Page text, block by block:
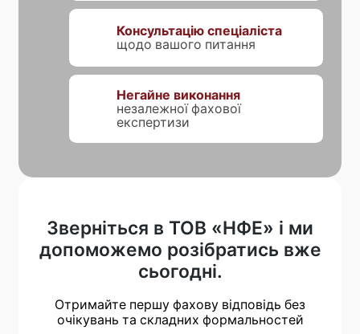
Консультацію спеціаліста
щодо вашого питання
Негайне виконання
незалежної фахової
експертизи
Зверніться в ТОВ «НФЕ» і ми
допоможемо розібратись вже
сьогодні.
Отримайте першу фахову відповідь без
очікувань та складних формальностей